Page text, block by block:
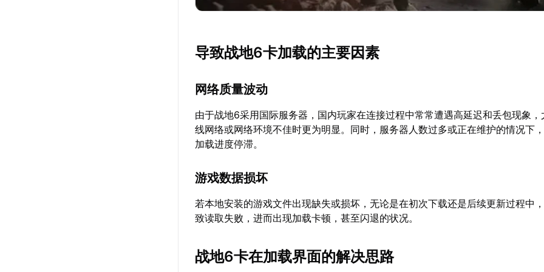
导致战地6卡加载的主要因素
网络质量波动
由于战地6采用国际服务器，国内玩家在连接过程中常常遭遇高延迟和丢包现象
线网络或网络环境不佳时更为明显。同时，服务器人数过多或正在维护的情况下
加载进度停滞。
游戏数据损坏
若本地安装的游戏文件出现缺失或损坏，无论是在初次下载还是后续更新过程中
致读取失败，进而出现加载卡顿，甚至闪退的状况。
战地6卡在加载界面的解决思路